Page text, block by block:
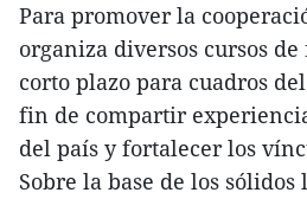
Para promover la
organiza diversos cursos
corto plazo para cuadros
fin de compartir
del país y fortalecer los
Sobre la base de los sólidos